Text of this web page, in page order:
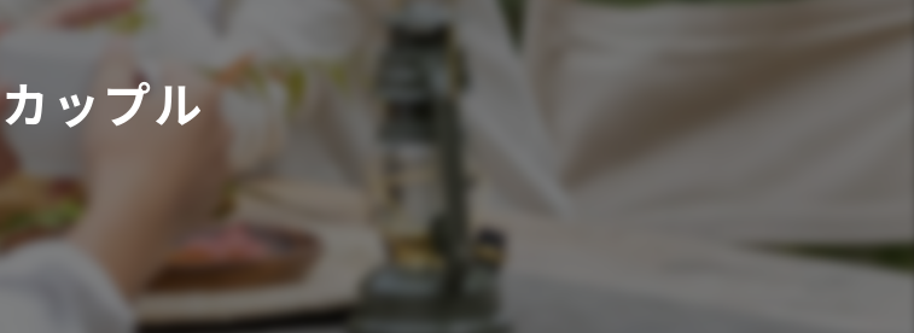
カップル